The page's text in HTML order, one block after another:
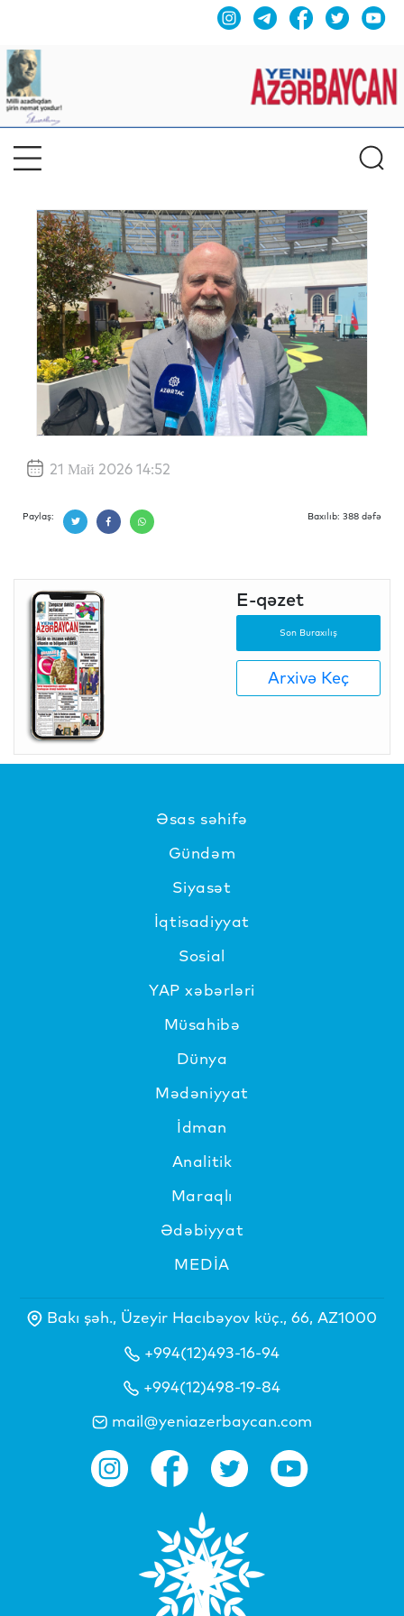
21 Май 2026 14:52
Paylaş: Baxılıb: 388 dəfə
E-qəzet
Son Buraxılış
Arxivə Keç
Əsas səhifə
Gündəm
Siyasət
İqtisadiyyat
Sosial
YAP xəbərləri
Müsahibə
Dünya
Mədəniyyat
İdman
Analitik
Maraqlı
Ədəbiyyat
MEDİA
Bakı şəh., Üzeyir Hacıbəyov küç., 66, AZ1000
+994(12)493-16-94
+994(12)498-19-84
mail@yeniazerbaycan.com